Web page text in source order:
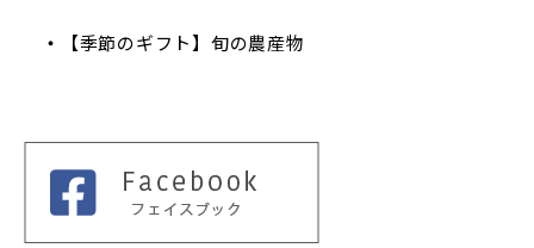
【季節のギフト】旬の農産物